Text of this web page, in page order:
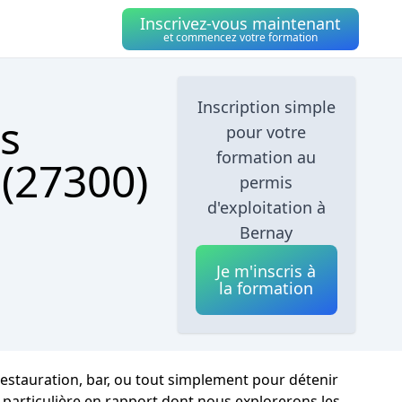
Inscrivez-vous maintenant
et commencez votre formation
Inscription simple
pour votre
formation au
permis
d'exploitation à
Bernay
Je m'inscris à
la formation
bar, ou tout simplement pour détenir